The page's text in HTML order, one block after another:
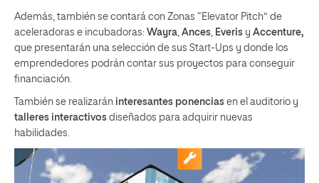
Además, también se contará con Zonas “Elevator Pitch” de
aceleradoras e incubadoras: Wayra, Ances, Everis y Accenture,
que presentarán una selección de sus Start-Ups y donde los
emprendedores podrán contar sus proyectos para conseguir
financiación.
También se realizarán interesantes ponencias en el auditorio y
talleres interactivos diseñados para adquirir nuevas
habilidades.